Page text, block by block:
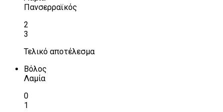
Πανσερραϊκός
2
3
Τελικό αποτέλεσμα
Βόλος
Λαμία
0
1